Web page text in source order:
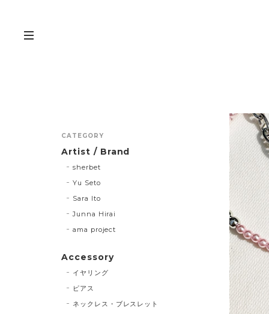
CATEGORY
Artist / Brand
sherbet
Yu Seto
Sara Ito
Junna Hirai
ama project
Accessory
イヤリング
ピアス
ネックレス・ブレスレット